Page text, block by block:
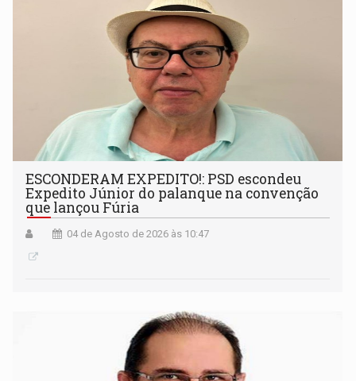
ESCONDERAM EXPEDITO!: PSD escondeu
Expedito Júnior do palanque na convenção
que lançou Fúria
04 de Agosto de 2026 às 10:47